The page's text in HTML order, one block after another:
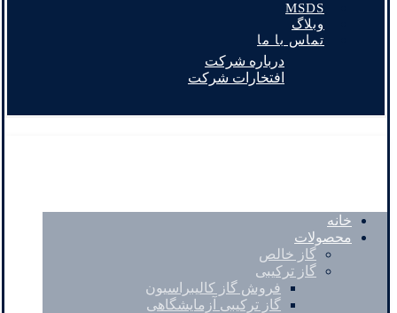
MSDS
وبلاگ
تماس با ما
درباره شرکت
افتخارات شرکت
خانه
محصولات
گاز خالص
گاز ترکیبی
فروش گاز کالیبراسیون
گاز ترکیبی آزمایشگاهی